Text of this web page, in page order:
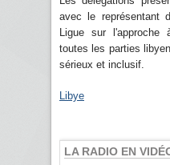
avec le représentant
Ligue sur l'approche
toutes les parties
sérieux et inclusif.
Libye
LA RADIO EN